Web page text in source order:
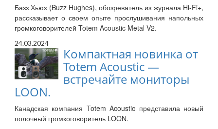
Базз Хьюз (Buzz Hughes), обозреватель из журнала Hi-Fi+,
рассказывает о своем опыте прослушивания напольных
громкоговорителей Totem Acoustic Metal V2.
24.03.2024
Компактная новинка от
Totem Acoustic —
встречайте мониторы
LOON.
Канадская компания Totem Acoustic представила новый
полочный громкоговоритель LOON.